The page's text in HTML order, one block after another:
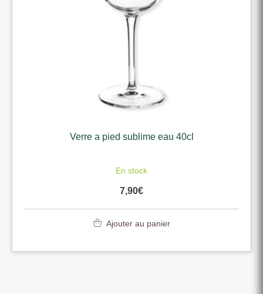
Verre a pied sublime eau 40cl
En stock
7,90€
Ajouter au panier